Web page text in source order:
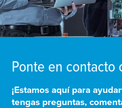
Ponte en contacto
¡Estamos aquí para
tengas preguntas,